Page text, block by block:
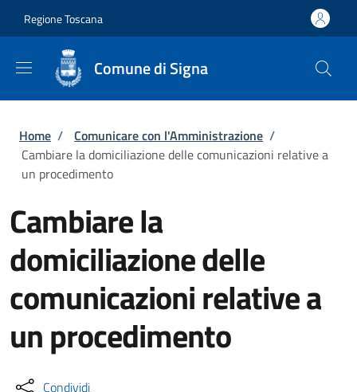
Regione Toscana
Comune di Signa
Briciole di pane
Home / Comunicare con l'Amministrazione /
Cambiare la domiciliazione delle comunicazioni relative a
un procedimento
Cambiare la
domiciliazione delle
comunicazioni relative a
un procedimento
Condividi